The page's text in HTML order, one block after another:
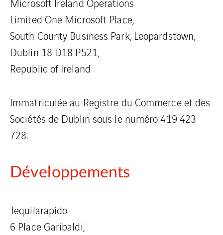
Limited One Microsoft Place,
South County Business Park, Leopardstown,
Dublin 18 D18 P521,
Republic of Ireland
Immatriculée au Registre du Commerce et des
Sociétés de Dublin sous le numéro 419 423
728.
Développements
Tequilarapido
6 Place Garibaldi,